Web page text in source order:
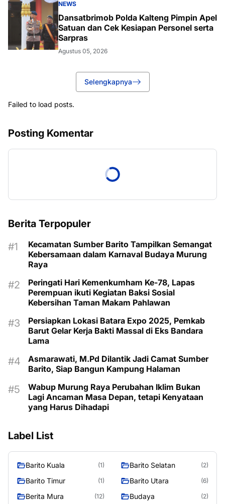
NEWS
Dansatbrimob Polda Kalteng Pimpin Apel
Satuan dan Cek Kesiapan Personel serta
Sarpras
Agustus 05, 2026
Selengkapnya
Failed to load posts.
Posting Komentar
Berita Terpopuler
Kecamatan Sumber Barito Tampilkan Semangat
Kebersamaan dalam Karnaval Budaya Murung
Raya
Peringati Hari Kemenkumham Ke-78, Lapas
Perempuan ikuti Kegiatan Baksi Sosial
Kebersihan Taman Makam Pahlawan
Persiapkan Lokasi Batara Expo 2025, Pemkab
Barut Gelar Kerja Bakti Massal di Eks Bandara
Lama
Asmarawati, M.Pd Dilantik Jadi Camat Sumber
Barito, Siap Bangun Kampung Halaman
Wabup Murung Raya Perubahan Iklim Bukan
Lagi Ancaman Masa Depan, tetapi Kenyataan
yang Harus Dihadapi
Label List
Barito Kuala (1) Barito Selatan (2)
Barito Timur (1) Barito Utara (6)
Berita Mura (12) Budaya (2)